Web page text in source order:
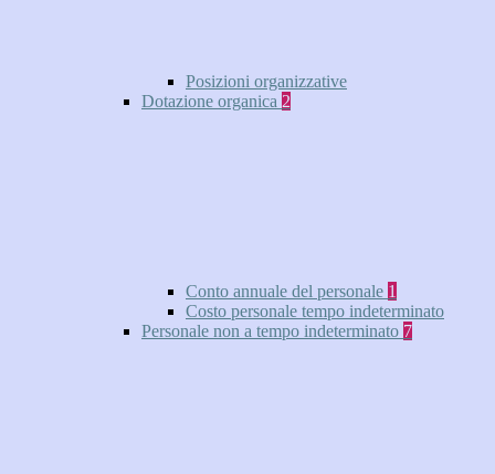
Posizioni organizzative
Dotazione organica 2
Conto annuale del personale 1
Costo personale tempo indeterminato
Personale non a tempo indeterminato 7